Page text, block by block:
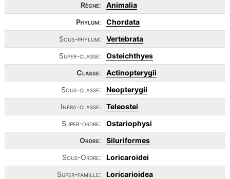
Règne:
Animalia
Phylum:
Chordata
Sous-phylum:
Vertebrata
Super-classe:
Osteichthyes
Classe:
Actinopterygii
Sous-classe:
Neopterygii
Infra-classe:
Teleostei
Super-ordre:
Ostariophysi
Ordre:
Siluriformes
Sous-Ordre:
Loricaroidei
Super-famille:
Loricarioidea